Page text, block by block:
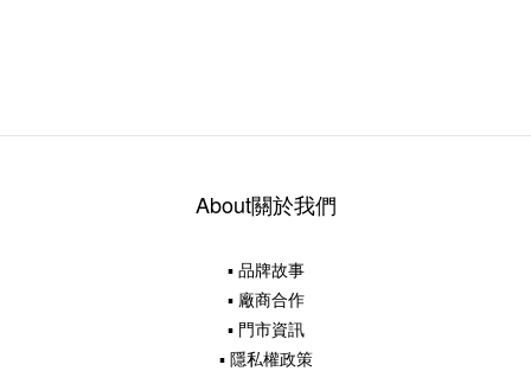
About關於我們
▪ 品牌故事
▪ 廠商合作
▪ 門市資訊
▪ 隱私權政策